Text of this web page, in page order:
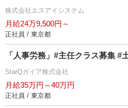
株式会社エスアイシステム
月給24万9,500円～
正社員 / 東京都
「人事労務」#主任クラス募集 #
StarQガイア株式会社
月給35万円～40万円
正社員 / 東京都